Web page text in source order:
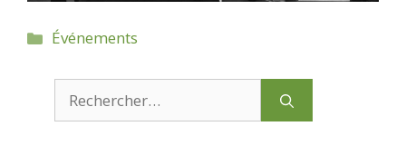
Catégories
Événements